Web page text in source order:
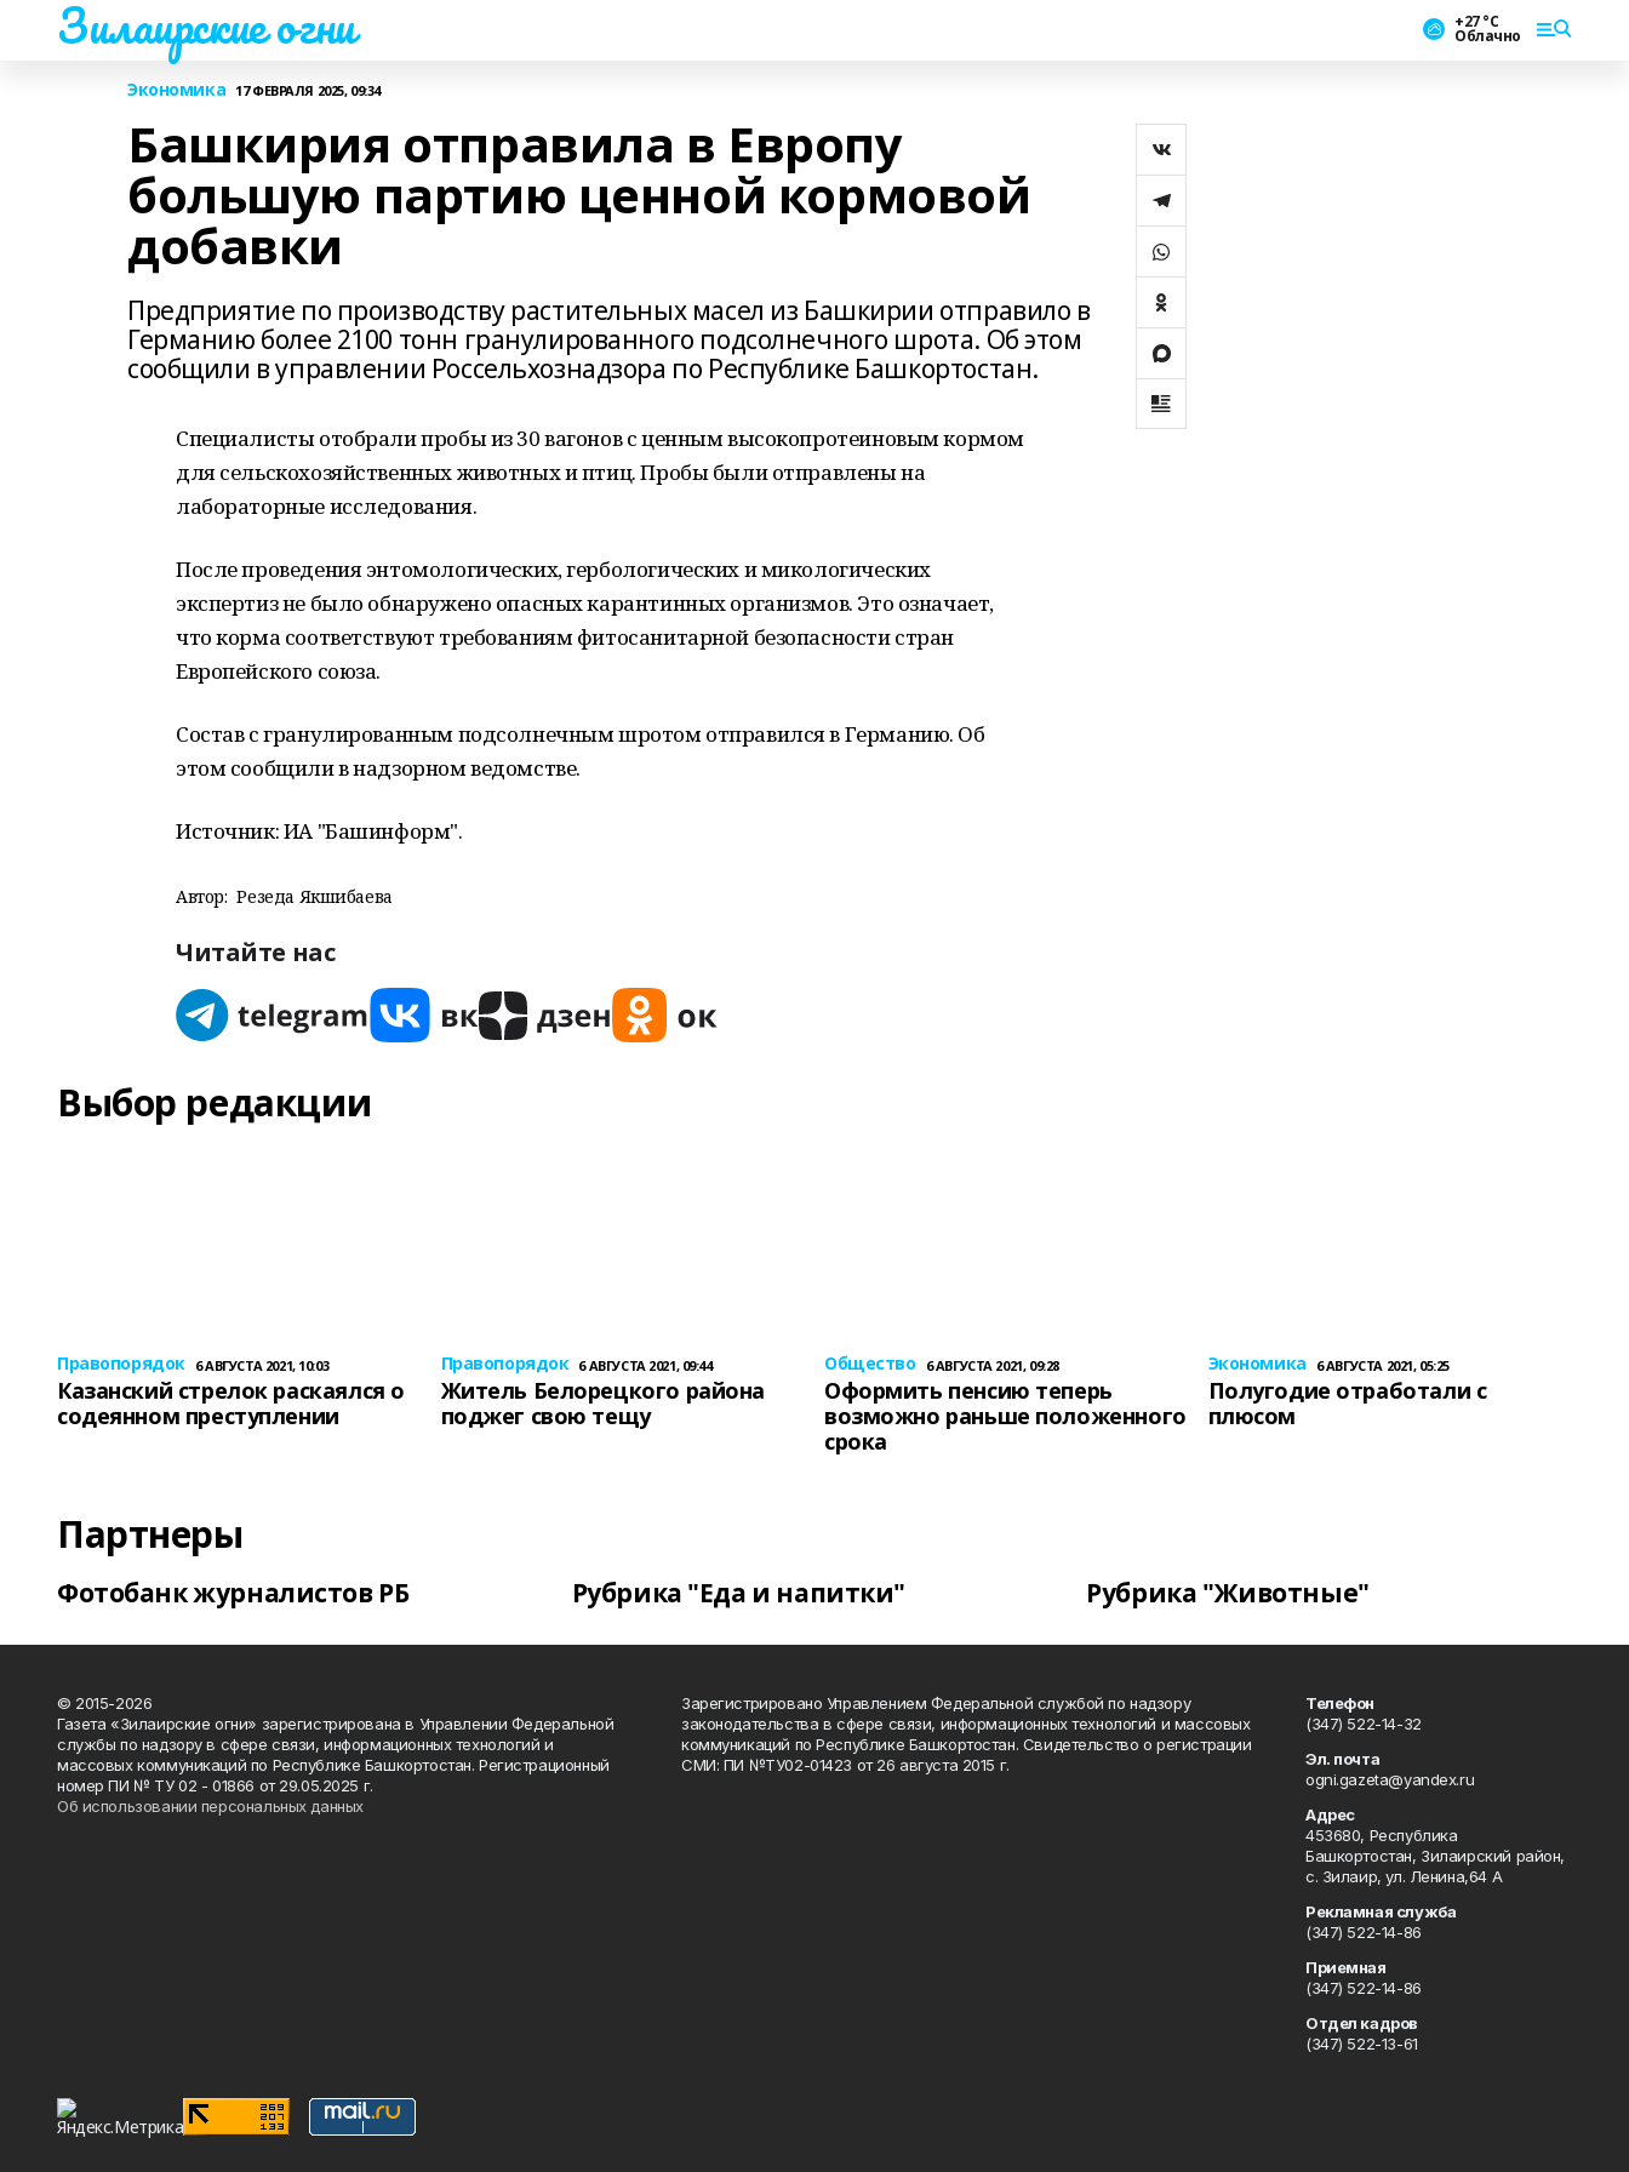
Зилаирские огни +27 °С
Облачно
Экономика 17 ФЕВРАЛЯ 2025, 09:34
Башкирия отправила в Европу
большую партию ценной кормовой
добавки
Предприятие по производству растительных масел из Башкирии отправило в
Германию более 2100 тонн гранулированного подсолнечного шрота. Об этом
сообщили в управлении Россельхознадзора по Республике Башкортостан.
Специалисты отобрали пробы из 30 вагонов с ценным высокопротеиновым кормом
для сельскохозяйственных животных и птиц. Пробы были отправлены на
лабораторные исследования.
После проведения энтомологических, гербологических и микологических
экспертиз не было обнаружено опасных карантинных организмов. Это означает,
что корма соответствуют требованиям фитосанитарной безопасности стран
Европейского союза.
Состав с гранулированным подсолнечным шротом отправился в Германию. Об
этом сообщили в надзорном ведомстве.
Источник: ИА "Башинформ".
Автор: Резеда Якшибаева
Читайте нас
Выбор редакции
Правопорядок 6 АВГУСТА 2021, 10:03
Казанский стрелок раскаялся о
содеянном преступлении
Правопорядок 6 АВГУСТА 2021, 09:44
Житель Белорецкого района
поджег свою тещу
Общество 6 АВГУСТА 2021, 09:28
Оформить пенсию теперь
возможно раньше положенного
срока
Экономика 6 АВГУСТА 2021, 05:25
Полугодие отработали с
плюсом
Партнеры
Фотобанк журналистов РБ Рубрика "Еда и напитки" Рубрика "Животные"
© 2015-2026
Газета «Зилаирские огни» зарегистрирована в Управлении Федеральной
службы по надзору в сфере связи, информационных технологий и
массовых коммуникаций по Республике Башкортостан. Регистрационный
номер ПИ № ТУ 02 - 01866 от 29.05.2025 г.
Об использовании персональных данных
Зарегистрировано Управлением Федеральной службой по надзору
законодательства в сфере связи, информационных технологий и массовых
коммуникаций по Республике Башкортостан. Свидетельство о регистрации
СМИ: ПИ №ТУ02-01423 от 26 августа 2015 г.
Телефон
(347) 522-14-32
Эл. почта
ogni.gazeta@yandex.ru
Адрес
453680, Республика
Башкортостан, Зилаирский район,
с. Зилаир, ул. Ленина,64 А
Рекламная служба
(347) 522-14-86
Приемная
(347) 522-14-86
Отдел кадров
(347) 522-13-61